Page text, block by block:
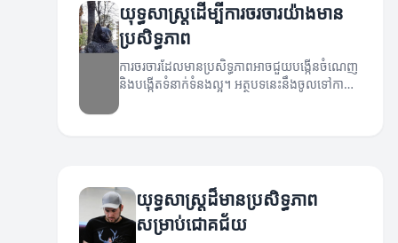
យុទ្ធសាស្ត្រដើម្បីការចរចារយ៉ាងមាន
ប្រសិទ្ធភាព
ការចរចារដែលមានប្រសិទ្ធភាពអាចជួយបង្កើនចំណេញ
និងបង្កើតទំនាក់ទំនងល្អ។ អត្ថបទនេះនឹងចូលទៅកាន់
យុទ្ធសាស្ត្រដ៏មានប្រសិទ្ធភាព
សម្រាប់ជោគជ័យ